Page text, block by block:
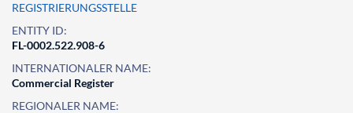
REGISTRIERUNGSSTELLE
ENTITY ID:
FL-0002.522.908-6
INTERNATIONALER NAME:
Commercial Register
REGIONALER NAME: